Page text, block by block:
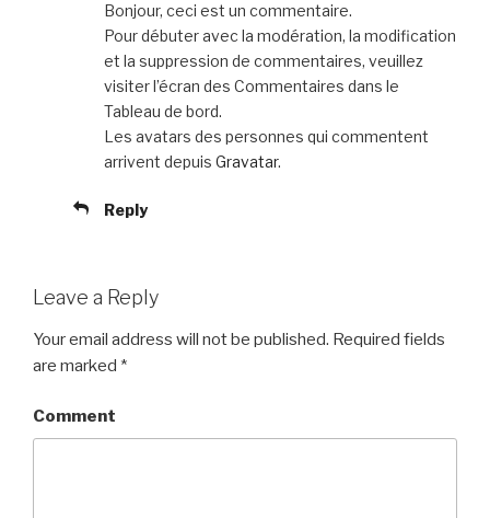
Bonjour, ceci est un commentaire.
Pour débuter avec la modération, la modification
et la suppression de commentaires, veuillez
visiter l’écran des Commentaires dans le
Tableau de bord.
Les avatars des personnes qui commentent
arrivent depuis Gravatar.
Reply
Leave a Reply
Your email address will not be published. Required fields
are marked *
Comment